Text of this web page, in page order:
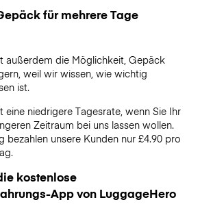
für mehrere Tage
außerdem die Möglichkeit, Gepäck
weil wir wissen, wie wichtig
ist.
niedrigere Tagesrate, wenn Sie Ihr
Zeitraum bei uns lassen wollen.
bezahlen unsere Kunden nur £4.90 pro
kostenlose
App von LuggageHero